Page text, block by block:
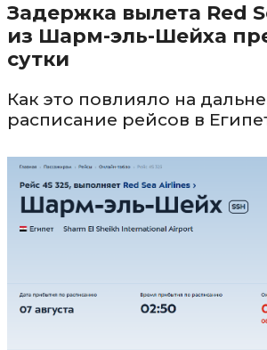
Задержка вылета Red
из Шарм-эль-Шейха
сутки
Как это повлияло на
расписание рейсов в